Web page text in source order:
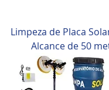
Limpeza de Placa
Alcance de 50